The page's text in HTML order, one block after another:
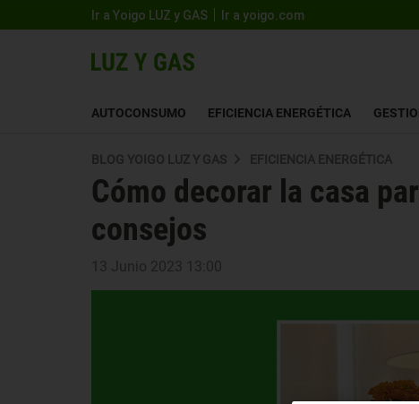
Ir a Yoigo LUZ y GAS Ir a yoigo.com
AUTOCONSUMO EFICIENCIA ENERGÉTICA
BLOG YOIGO LUZ Y GAS EFICIENCIA ENERGÉTICA
Cómo decorar la casa
consejos
13 Junio 2023 13:00